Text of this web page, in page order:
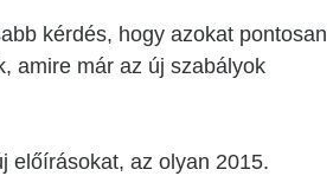
kérdés, hogy azokat pontosan
amire már az új szabályok
előírásokat, az olyan 2015.